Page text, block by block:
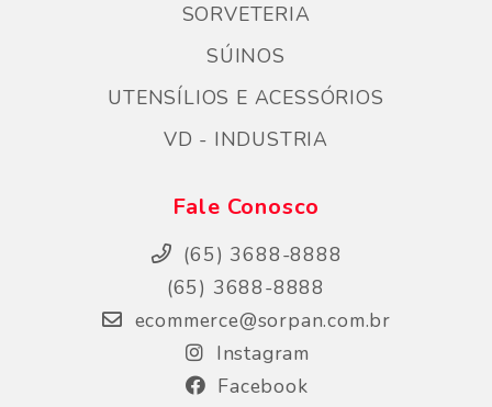
SORVETERIA
SÚINOS
UTENSÍLIOS E ACESSÓRIOS
VD - INDUSTRIA
Fale Conosco
(65) 3688-8888
(65) 3688-8888
ecommerce@sorpan.com.br
Instagram
Facebook